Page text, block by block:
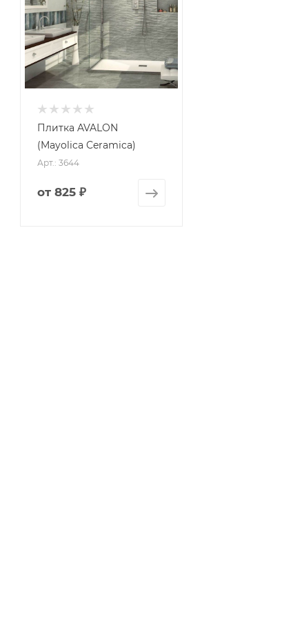
Плитка AVALON
(Mayolica Ceramica)
Арт.: 3644
от 825 ₽